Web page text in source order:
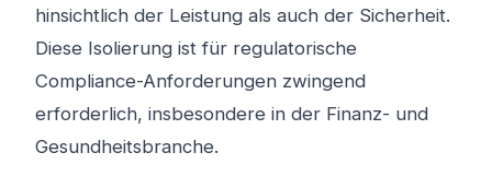
hinsichtlich der Leistung als auch der Sicherheit.
Diese Isolierung ist für regulatorische
Compliance-Anforderungen zwingend
erforderlich, insbesondere in der Finanz- und
Gesundheitsbranche.